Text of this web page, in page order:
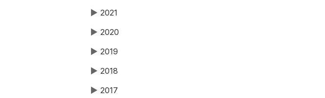
▶ 2021
▶ 2020
▶ 2019
▶ 2018
▶ 2017